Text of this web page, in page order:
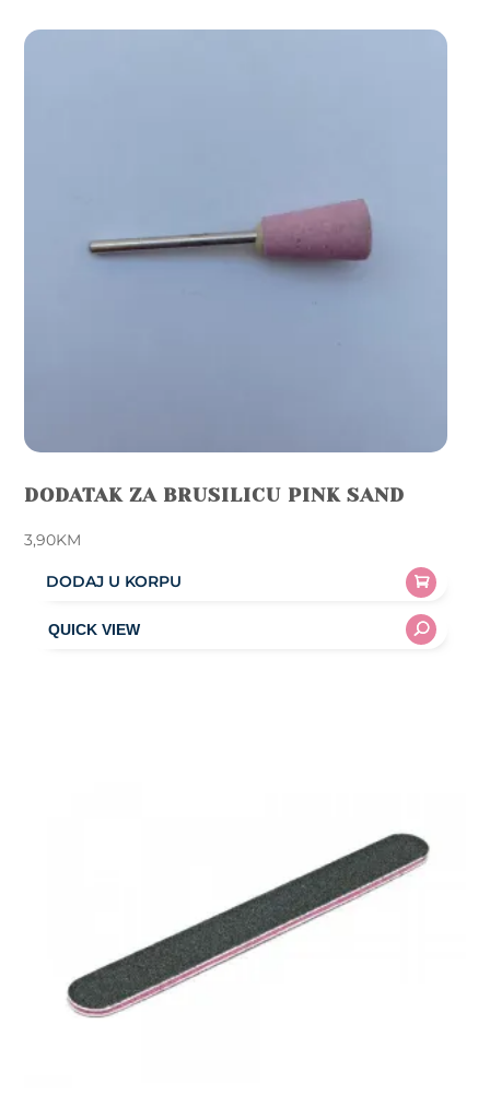
DODATAK ZA BRUSILICU PINK SAND
3,90KM
DODAJ U KORPU